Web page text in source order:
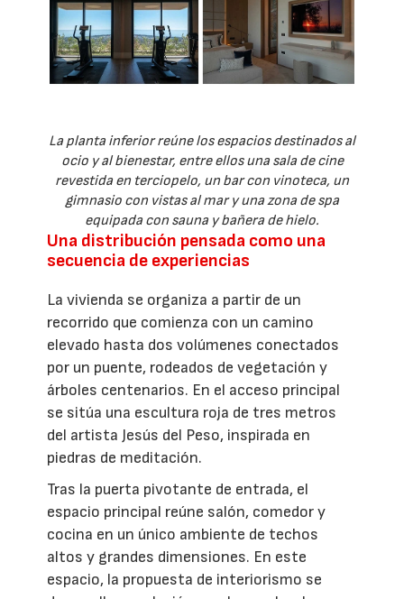
La planta inferior reúne los espacios destinados al
ocio y al bienestar, entre ellos una sala de cine
revestida en terciopelo, un bar con vinoteca, un
gimnasio con vistas al mar y una zona de spa
equipada con sauna y bañera de hielo.
Una distribución pensada como una
secuencia de experiencias
La vivienda se organiza a partir de un
recorrido que comienza con un camino
elevado hasta dos volúmenes conectados
por un puente, rodeados de vegetación y
árboles centenarios. En el acceso principal
se sitúa una escultura roja de tres metros
del artista Jesús del Peso, inspirada en
piedras de meditación.
Tras la puerta pivotante de entrada, el
espacio principal reúne salón, comedor y
cocina en un único ambiente de techos
altos y grandes dimensiones. En este
espacio, la propuesta de interiorismo se